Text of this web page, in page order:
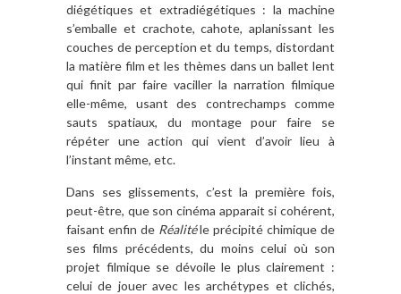
diégétiques et extradiégétiques : la machine
s’emballe et crachote, cahote, aplanissant les
couches de perception et du temps, distordant
la matière film et les thèmes dans un ballet lent
qui finit par faire vaciller la narration filmique
elle-même, usant des contrechamps comme
sauts spatiaux, du montage pour faire se
répéter une action qui vient d’avoir lieu à
l’instant même, etc.
Dans ses glissements, c’est la première fois,
peut-être, que son cinéma apparait si cohérent,
faisant enfin de Réalitéle précipité chimique de
ses films précédents, du moins celui où son
projet filmique se dévoile le plus clairement :
celui de jouer avec les archétypes et clichés,